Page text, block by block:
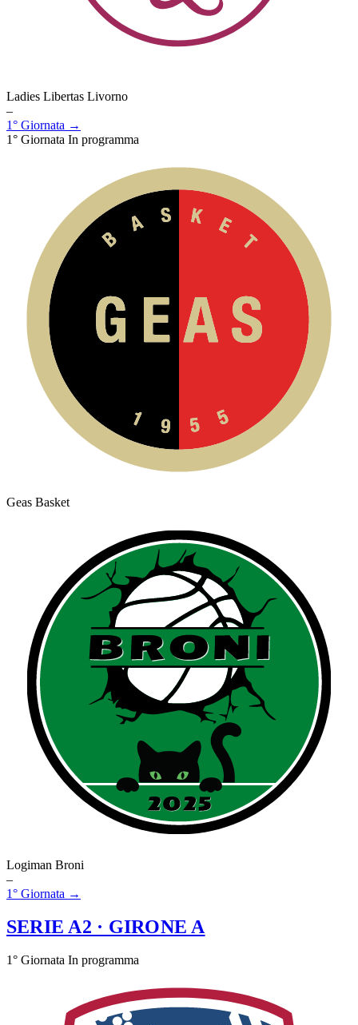
Ladies Libertas Livorno
–
1° Giornata →
1° Giornata In programma
Geas Basket
Logiman Broni
–
1° Giornata →
SERIE A2 · GIRONE A
1° Giornata In programma